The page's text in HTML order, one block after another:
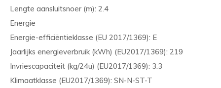
Lengte aansluitsnoer (m): 2.4
Energie
Energie-efficiëntieklasse (EU 2017/1369): E
Jaarlijks energieverbruik (kWh) (EU2017/1369): 219
Invriescapaciteit (kg/24u) (EU2017/1369): 3.3
Klimaatklasse (EU2017/1369): SN-N-ST-T